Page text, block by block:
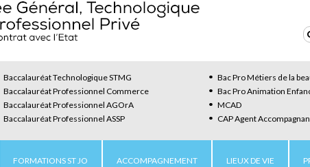
Baccalauréat Technologique STMG
Bac Pro Métiers de la
Baccalauréat Professionnel Commerce
Bac Pro Animation
Baccalauréat Professionnel AGOrA
MCAD
Baccalauréat Professionnel ASSP CAP Agent
FORMATIONS ST JO ACCOMPAGNEMENT LIEUX DE VIE